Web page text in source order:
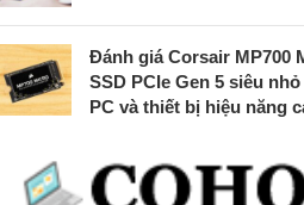
Đánh giá Corsair MP700
SSD PCIe Gen 5 siêu
PC và thiết bị hiệu năng